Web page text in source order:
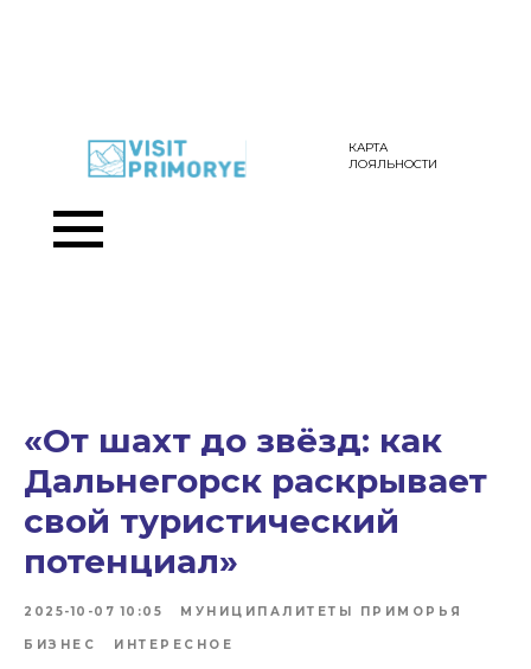
КАРТА
ЛОЯЛЬНОСТИ
«От шахт до звёзд: как
Дальнегорск раскрывает
свой туристический
потенциал»
2025-10-07 10:05 МУНИЦИПАЛИТЕТЫ ПРИМОРЬЯ
БИЗНЕС ИНТЕРЕСНОЕ